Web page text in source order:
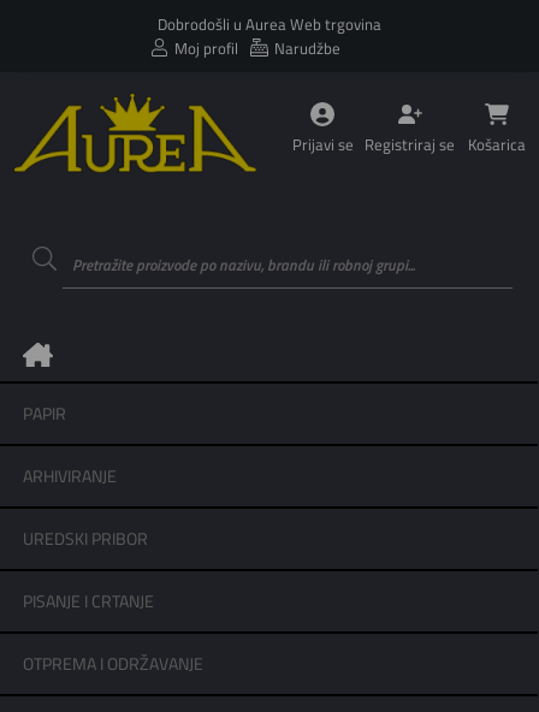
Dobrodošli u Aurea Web trgovina
Moj profil
Narudžbe
Prijavi se Registriraj se Košarica
PAPIR
ARHIVIRANJE
UREDSKI PRIBOR
PISANJE I CRTANJE
OTPREMA I ODRŽAVANJE